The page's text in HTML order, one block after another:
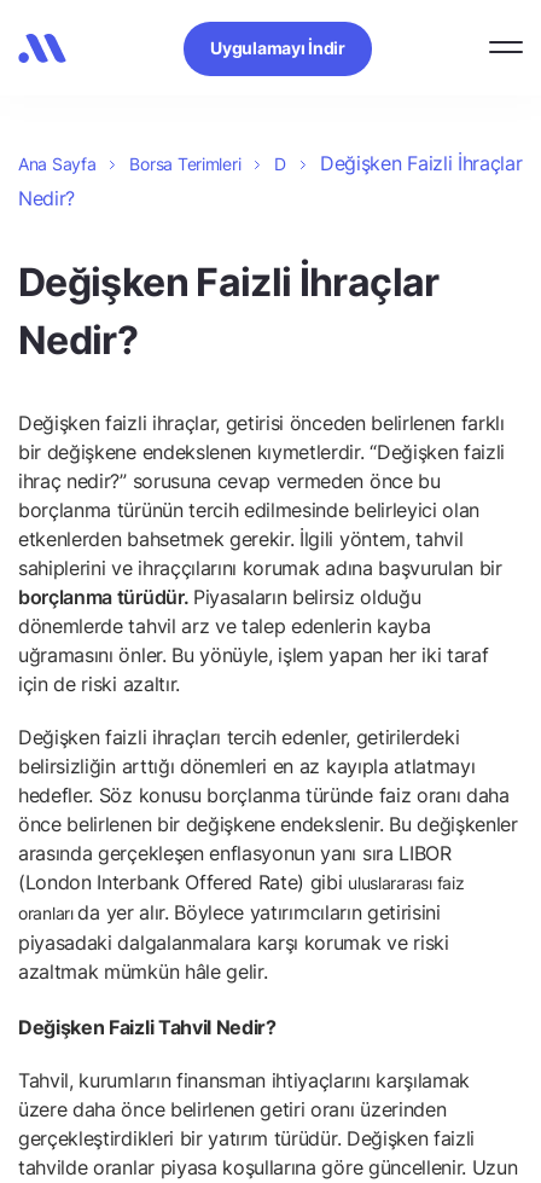
Uygulamayı İndir
Ana Sayfa Borsa Terimleri D
Değişken Faizli İhraçlar
Nedir?
Değişken Faizli İhraçlar
Nedir?
Değişken faizli ihraçlar, getirisi önceden belirlenen farklı
bir değişkene endekslenen kıymetlerdir. “Değişken faizli
ihraç nedir?” sorusuna cevap vermeden önce bu
borçlanma türünün tercih edilmesinde belirleyici olan
etkenlerden bahsetmek gerekir. İlgili yöntem, tahvil
sahiplerini ve ihraççılarını korumak adına başvurulan bir
borçlanma türüdür. Piyasaların belirsiz olduğu
dönemlerde tahvil arz ve talep edenlerin kayba
uğramasını önler. Bu yönüyle, işlem yapan her iki taraf
için de riski azaltır.
Değişken faizli ihraçları tercih edenler, getirilerdeki
belirsizliğin arttığı dönemleri en az kayıpla atlatmayı
hedefler. Söz konusu borçlanma türünde faiz oranı daha
önce belirlenen bir değişkene endekslenir. Bu değişkenler
arasında gerçekleşen enflasyonun yanı sıra LIBOR
(London Interbank Offered Rate) gibi uluslararası faiz
oranlarıda yer alır. Böylece yatırımcıların getirisini
piyasadaki dalgalanmalara karşı korumak ve riski
azaltmak mümkün hâle gelir.
Değişken Faizli Tahvil Nedir?
Tahvil, kurumların finansman ihtiyaçlarını karşılamak
üzere daha önce belirlenen getiri oranı üzerinden
gerçekleştirdikleri bir yatırım türüdür. Değişken faizli
tahvilde oranlar piyasa koşullarına göre güncellenir. Uzun